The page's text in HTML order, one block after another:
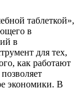
таблеткой»,
в
в
для тех,
как работают
экономики. В